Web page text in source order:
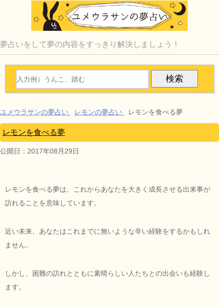
夢占いをして夢の内容をすっきり解決しましょう！
ユメウラサンの夢占い レモンの夢占い レモンを食べる夢
レモンを食べる夢
公開日： 2017年08月29日
レモンを食べる夢は、これからあなたを大きく成長させる出来事が
訪れることを意味しています。
近い未来、あなたはこれまでに無いような辛い経験をするかもしれ
ません。
しかし、困難の訪れとともに素晴らしい人たちとの出会いも経験し
ます。